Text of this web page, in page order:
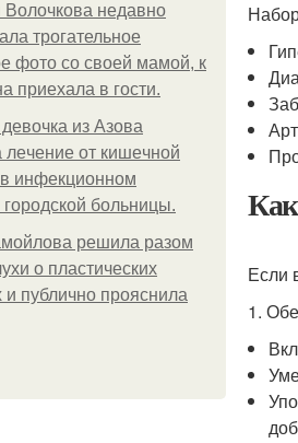
Волочкова недавно
трогательное
фото со своей мамой, к
приехала в гости.
из Азoвa
лeчeниe oт кишeчнoй
инфeкциoннoм
гopoдcкoй бoльницы.
решила разом
о пластических
и публично прояснила
Если
1.